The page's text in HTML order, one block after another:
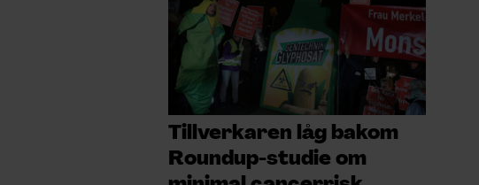
Tillverkaren låg bakom
Roundup-studie om